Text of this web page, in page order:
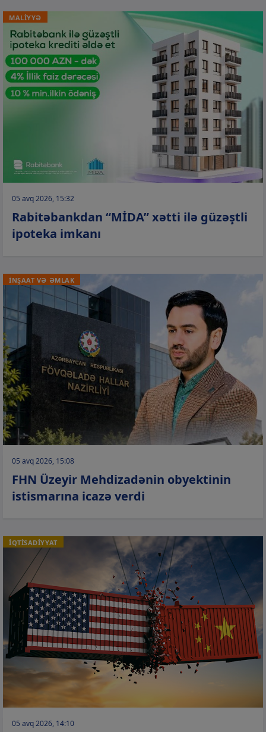
MALİYYƏ
05 avq 2026, 15:32
Rabitəbankdan “MİDA” xətti ilə güzəştli
ipoteka imkanı
İNŞAAT VƏ ƏMLAK
05 avq 2026, 15:08
FHN Üzeyir Mehdizadənin obyektinin
istismarına icazə verdi
İQTİSADİYYAT
05 avq 2026, 14:10